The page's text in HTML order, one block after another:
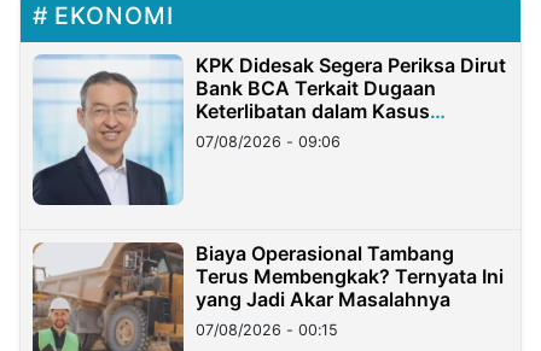
EKONOMI
KPK Didesak Segera Periksa Dirut
Bank BCA Terkait Dugaan
Keterlibatan dalam Kasus
Hilangnya Dana Nasabah Rp2,58
Miliar
07/08/2026 - 09:06
Biaya Operasional Tambang
Terus Membengkak? Ternyata Ini
yang Jadi Akar Masalahnya
07/08/2026 - 00:15